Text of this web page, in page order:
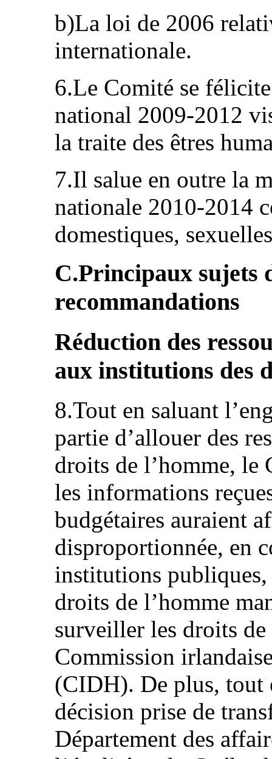
b)La loi de 2006
internationale.
6.Le Comité se
national 2009-2012
la traite des êtres
7.Il salue en outre la
nationale 2010-2014
domestiques,
C.Principaux sujets
recommandations
Réduction des
aux institutions des
8.Tout en saluant
partie d’allouer des
droits de l’homme, le
les informations
budgétaires auraient
disproportionnée, en
institutions
droits de l’homme
surveiller les droits
Commission
(CIDH). De plus, tout
décision prise de
Département des